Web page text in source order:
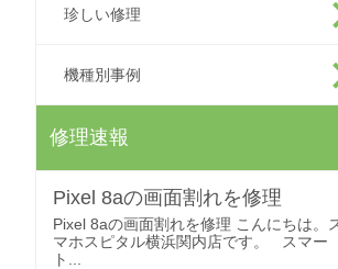
珍しい修理
機種別事例
修理速報
Pixel 8aの画面割れを修理
Pixel 8aの画面割れを修理 こんにちは。
マホスピタル横浜関内店です。 スマー
ト...